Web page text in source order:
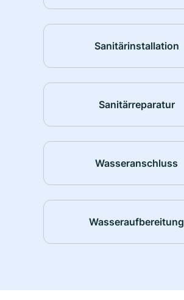
Sanitärinstallation
Sanitärreparatur
Wasseranschluss
Wasseraufbereitung